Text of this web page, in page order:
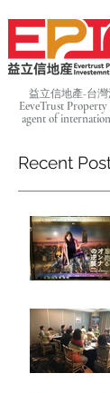
益立信地產-台
EeveTrust
agent of
Recent